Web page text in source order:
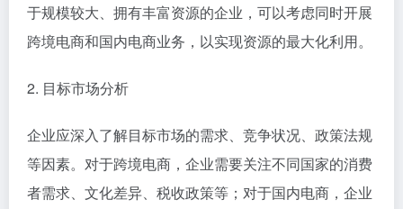
于规模较大、拥有丰富资源的企业，可以考虑同时开展
跨境电商和国内电商业务，以实现资源的最大化利用。
2. 目标市场分析
企业应深入了解目标市场的需求、竞争状况、政策法规
等因素。对于跨境电商，企业需要关注不同国家的消费
者需求、文化差异、税收政策等；对于国内电商，企业